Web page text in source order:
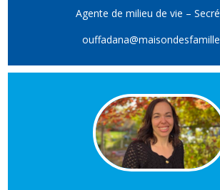
Agente de milieu de vie –